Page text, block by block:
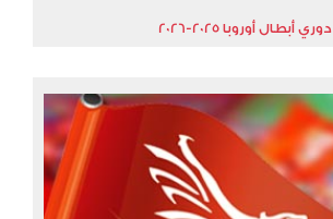
دوري أبطال أوروبا 2025-2026